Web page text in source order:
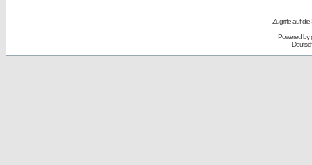
Zugriffe auf
Powered by